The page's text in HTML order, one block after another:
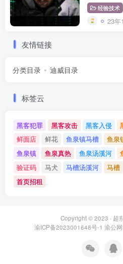
经验技术
23年
友情链接
分类目录 迪威目录
标签云
黑客犯罪 黑客攻击 黑客入侵
鲜面店
鲜花 鱼泉镇马槽 鱼泉
鱼泉镇
鱼泉真热 鱼泉汤溪河
验证码
马犬 马槽汤溪河 马槽
首页招租
Copyright © 2023 · 超
渝ICP备2023001648号-1 渝公